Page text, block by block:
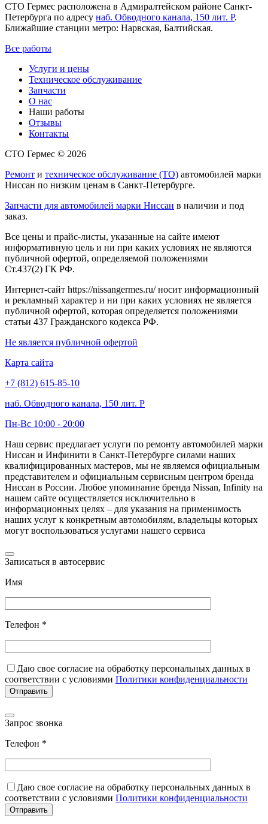
СТО Гермес расположена в Адмиралтейском районе Санкт-
Петербурга по адресу наб. Обводного канала, 150 лит. Р.
Ближайшие станции метро: Нарвская, Балтийская.
Все работы
Услуги и цены
Техническое обслуживание
Запчасти
О нас
Наши работы
Отзывы
Контакты
СТО Гермес © 2026
Ремонт и техническое обслуживание (ТО) автомобилей марки
Ниссан по низким ценам в Санкт-Петербурге.
Запчасти для автомобилей марки Ниссан в наличии и под
заказ.
Все цены и прайс-листы, указанные на сайте имеют
информативную цель и ни при каких условиях не являются
публичной офертой, определяемой положениями
Ст.437(2) ГК РФ.
Интернет-сайт https://nissangermes.ru/ носит информационный
и рекламный характер и ни при каких условиях не является
публичной офертой, которая определяется положениями
статьи 437 Гражданского кодекса РФ.
Не является публичной офертой
Карта сайта
+7 (812) 615-85-10
наб. Обводного канала, 150 лит. Р
Пн-Вс 10:00 - 20:00
Наш сервис предлагает услуги по ремонту автомобилей марки
Ниссан и Инфинити в Санкт-Петербурге силами наших
квалифицированных мастеров, мы не являемся официальным
представителем и официальным сервисным центром бренда
Ниссан в России. Любое упоминание бренда Nissan, Infinity на
нашем сайте осуществляется исключительно в
информационных целях – для указания на применимость
наших услуг к конкретным автомобилям, владельцы которых
могут воспользоваться услугами нашего сервиса
Записаться в автосервис
Имя
Телефон *
Даю свое согласие на обработку персональных данных в
соответствии с условиями Политики конфиденциальности
Запрос звонка
Телефон *
Даю свое согласие на обработку персональных данных в
соответствии с условиями Политики конфиденциальности